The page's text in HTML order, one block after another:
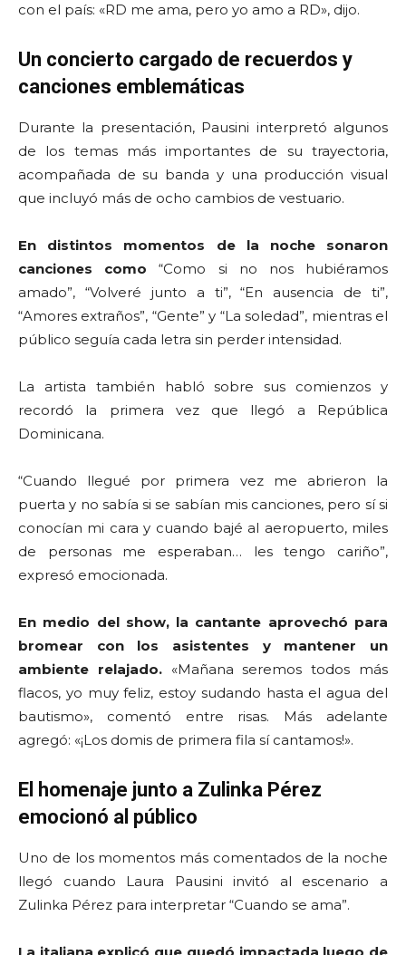
con el país: «RD me ama, pero yo amo a RD», dijo.
Un concierto cargado de recuerdos y
canciones emblemáticas
Durante la presentación, Pausini interpretó algunos
de los temas más importantes de su trayectoria,
acompañada de su banda y una producción visual
que incluyó más de ocho cambios de vestuario.
En distintos momentos de la noche sonaron
canciones como “Como si no nos hubiéramos
amado”, “Volveré junto a ti”, “En ausencia de ti”,
“Amores extraños”, “Gente” y “La soledad”, mientras el
público seguía cada letra sin perder intensidad.
La artista también habló sobre sus comienzos y
recordó la primera vez que llegó a República
Dominicana.
“Cuando llegué por primera vez me abrieron la
puerta y no sabía si se sabían mis canciones, pero sí si
conocían mi cara y cuando bajé al aeropuerto, miles
de personas me esperaban… les tengo cariño”,
expresó emocionada.
En medio del show, la cantante aprovechó para
bromear con los asistentes y mantener un
ambiente relajado. «Mañana seremos todos más
flacos, yo muy feliz, estoy sudando hasta el agua del
bautismo», comentó entre risas. Más adelante
agregó: «¡Los domis de primera fila sí cantamos!».
El homenaje junto a Zulinka Pérez
emocionó al público
Uno de los momentos más comentados de la noche
llegó cuando Laura Pausini invitó al escenario a
Zulinka Pérez para interpretar “Cuando se ama”.